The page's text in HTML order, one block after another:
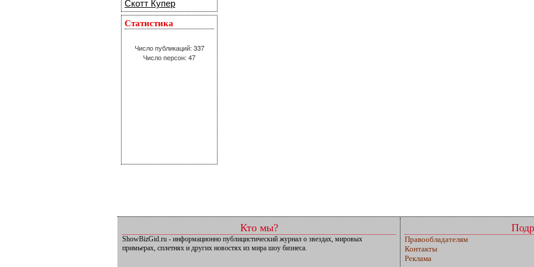
Скотт Купер
Статистика
Число публикаций: 337
Число персон: 47
Кто мы?
ShowBizGid.ru - информационно публицистический журнал о звездах, мировых
примьерах, сплетнях и других новостях из мира шоу бизнеса.
Правообладателям
Контакты
Реклама